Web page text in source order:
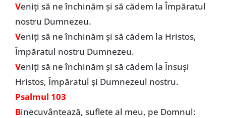
Veniți să ne închinăm și să cădem la Împăratul
nostru Dumnezeu.
Veniți să ne închinăm și să cădem la Hristos,
Împăratul nostru Dumnezeu.
Veniți să ne închinăm și să cădem la Însuși
Hristos, Împăratul și Dumnezeul nostru.
Psalmul 103
Binecuvântează, suflete al meu, pe Domnul: